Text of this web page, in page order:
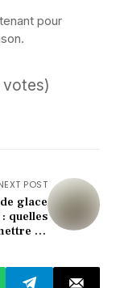
pour
POST
glace
quelles
en
gel